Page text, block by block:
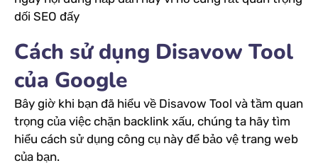
dối SEO đấy
Cách sử dụng Disavow Tool
của Google
Bây giờ khi bạn đã hiểu về Disavow Tool và tầm quan
trọng của việc chặn backlink xấu, chúng ta hãy tìm
hiểu cách sử dụng công cụ này để bảo vệ trang web
của bạn.